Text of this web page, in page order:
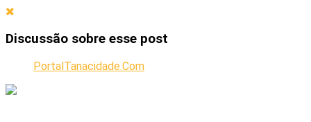
Discussão sobre esse post
PortalTanacidade.Com